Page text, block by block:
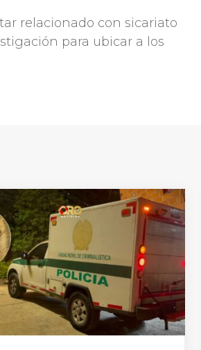
relacionado con sicariato
para ubicar a los